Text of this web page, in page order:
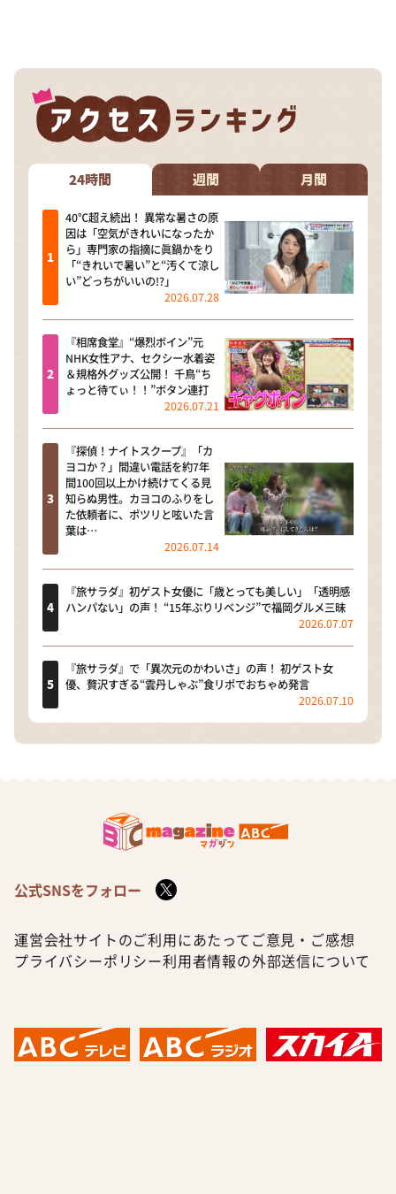
24時間 週間 月間
40℃超え続出！ 異常な暑さの原
因は「空気がきれいになったか
ら」専門家の指摘に眞鍋かをり
「“きれいで暑い”と“汚くて涼し
い”どっちがいいの!?」
2026.07.28
『相席食堂』“爆烈ボイン”元
NHK女性アナ、セクシー水着姿
＆規格外グッズ公開！ 千鳥“ち
ょっと待てぃ！！”ボタン連打
2026.07.21
『探偵！ナイトスクープ』「カ
ヨコか？」間違い電話を約7年
間100回以上かけ続けてくる見
知らぬ男性。カヨコのふりをし
た依頼者に、ポツリと呟いた言
葉は…
2026.07.14
『旅サラダ』初ゲスト女優に「歳とっても美しい」「透明感
ハンパない」の声！ “15年ぶりリベンジ”で福岡グルメ三昧
2026.07.07
『旅サラダ』で「異次元のかわいさ」の声！ 初ゲスト女
優、贅沢すぎる“雲丹しゃぶ”食リポでおちゃめ発言
2026.07.10
公式SNSをフォロー
運営会社サイトのご利用にあたって ご意見・ご感想
プライバシーポリシー利用者情報の外部送信について